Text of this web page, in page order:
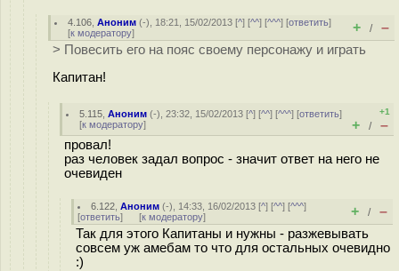
4.106 ,Аноним (-), 18:21, 15/02/2013 [^] [^^] [^^^] [ответить]
[к модератору] + / –
> Повесить его на пояс своему персонажу и играть
Капитан!
5.115 ,Аноним (-), 23:32, 15/02/2013 [^] [^^] [^^^] [ответить]
[к модератору]
+1
+ / –
провал!
раз человек задал вопрос - значит ответ на него не
очевиден
6.122 ,Аноним (-), 14:33, 16/02/2013 [^] [^^] [^^^]
[ответить] [к модератору] + / –
Так для этого Капитаны и нужны - разжевывать
совсем уж амебам то что для остальных очевидно
:)